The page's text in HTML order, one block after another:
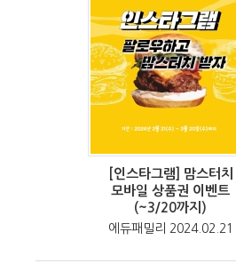
[인스타그램] 맘스터치
모바일 상품권 이벤트
(~3/20까지)
에듀패밀리 2024.02.21